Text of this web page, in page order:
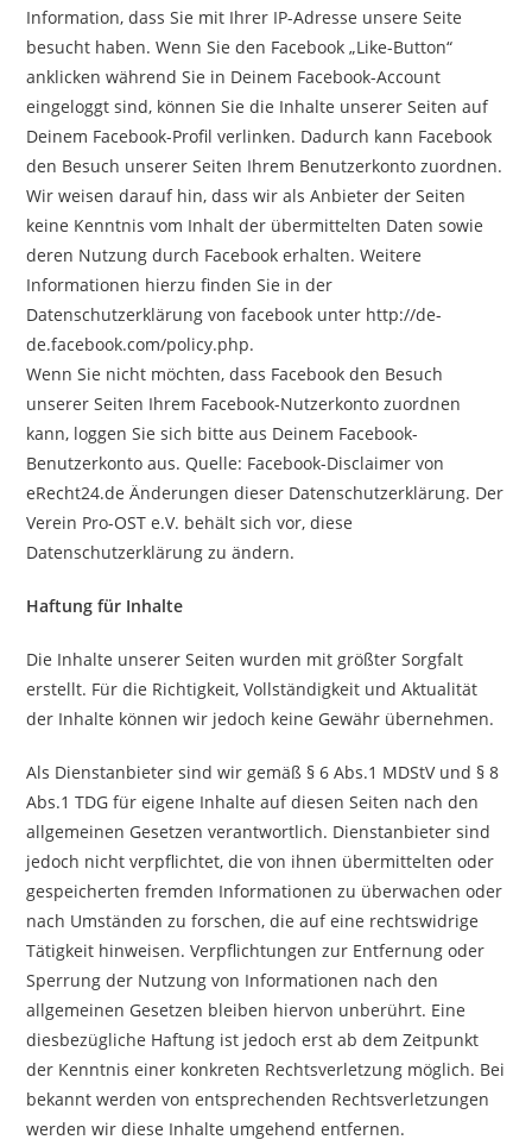
Information, dass Sie mit Ihrer IP-Adresse unsere Seite
besucht haben. Wenn Sie den Facebook „Like-Button“
anklicken während Sie in Deinem Facebook-Account
eingeloggt sind, können Sie die Inhalte unserer Seiten auf
Deinem Facebook-Profil verlinken. Dadurch kann Facebook
den Besuch unserer Seiten Ihrem Benutzerkonto zuordnen.
Wir weisen darauf hin, dass wir als Anbieter der Seiten
keine Kenntnis vom Inhalt der übermittelten Daten sowie
deren Nutzung durch Facebook erhalten. Weitere
Informationen hierzu finden Sie in der
Datenschutzerklärung von facebook unter http://de-
de.facebook.com/policy.php.
Wenn Sie nicht möchten, dass Facebook den Besuch
unserer Seiten Ihrem Facebook-Nutzerkonto zuordnen
kann, loggen Sie sich bitte aus Deinem Facebook-
Benutzerkonto aus. Quelle: Facebook-Disclaimer von
eRecht24.de Änderungen dieser Datenschutzerklärung. Der
Verein Pro-OST e.V. behält sich vor, diese
Datenschutzerklärung zu ändern.
Haftung für Inhalte
Die Inhalte unserer Seiten wurden mit größter Sorgfalt
erstellt. Für die Richtigkeit, Vollständigkeit und Aktualität
der Inhalte können wir jedoch keine Gewähr übernehmen.
Als Dienstanbieter sind wir gemäß § 6 Abs.1 MDStV und § 8
Abs.1 TDG für eigene Inhalte auf diesen Seiten nach den
allgemeinen Gesetzen verantwortlich. Dienstanbieter sind
jedoch nicht verpflichtet, die von ihnen übermittelten oder
gespeicherten fremden Informationen zu überwachen oder
nach Umständen zu forschen, die auf eine rechtswidrige
Tätigkeit hinweisen. Verpflichtungen zur Entfernung oder
Sperrung der Nutzung von Informationen nach den
allgemeinen Gesetzen bleiben hiervon unberührt. Eine
diesbezügliche Haftung ist jedoch erst ab dem Zeitpunkt
der Kenntnis einer konkreten Rechtsverletzung möglich. Bei
bekannt werden von entsprechenden Rechtsverletzungen
werden wir diese Inhalte umgehend entfernen.